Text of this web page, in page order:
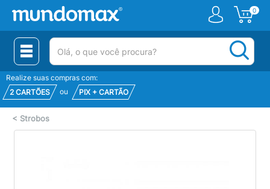
0
(pesquisar)
Realize suas compras com:
2 CARTÕES
ou PIX + CARTÃO
< Strobos